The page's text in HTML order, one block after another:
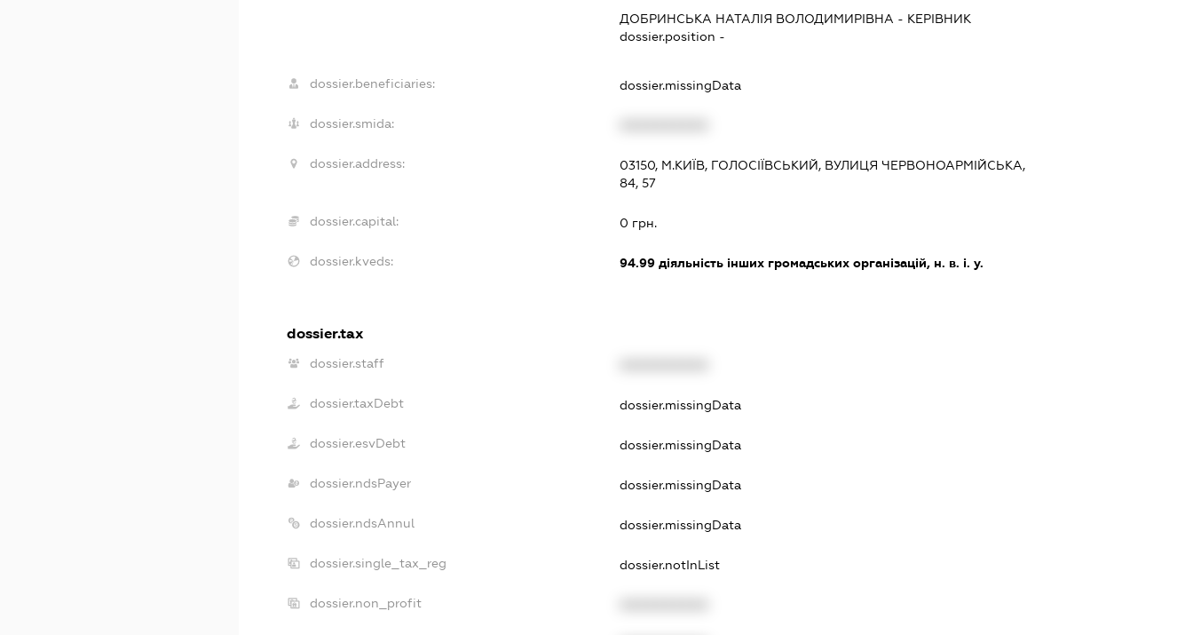
ДОБРИНСЬКА НАТАЛІЯ ВОЛОДИМИРІВНА - КЕРІВНИК
dossier.position -
dossier.beneficiaries: dossier.missingData
dossier.smida:
dossier.address:
03150, М.КИЇВ, ГОЛОСІЇВСЬКИЙ, ВУЛИЦЯ ЧЕРВОНОАРМІЙСЬКА,
84, 57
dossier.capital: 0 грн.
dossier.kveds: 94.99діяльність інших громадських організацій, н. в. і. у.
dossier.tax
dossier.staff
dossier.taxDebt dossier.missingData
dossier.esvDebt dossier.missingData
dossier.ndsPayer dossier.missingData
dossier.ndsAnnul dossier.missingData
dossier.single_tax_reg dossier.notInList
dossier.non_profit